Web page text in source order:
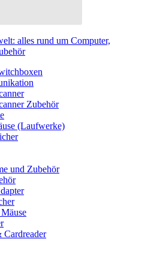
alles rund um Computer,
Zubehör
(Laufwerke)
und Zubehör